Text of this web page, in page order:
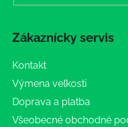
Zákaznícky servis
Kontakt
Výmena veľkosti
Doprava a platba
Všeobecné obchodné